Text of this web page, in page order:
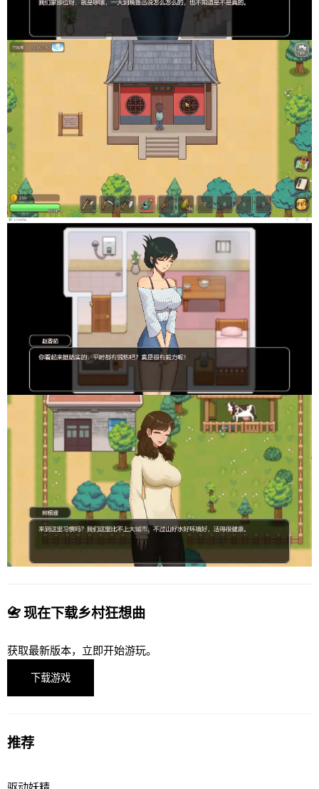
📇 现在下载乡村狂想曲
获取最新版本，立即开始游玩。
下载游戏
推荐